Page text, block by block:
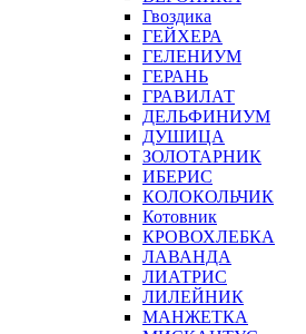
Гвоздика
ГЕЙХЕРА
ГЕЛЕНИУМ
ГЕРАНЬ
ГРАВИЛАТ
ДЕЛЬФИНИУМ
ДУШИЦА
ЗОЛОТАРНИК
ИБЕРИС
КОЛОКОЛЬЧИК
Котовник
КРОВОХЛЕБКА
ЛАВАНДА
ЛИАТРИС
ЛИЛЕЙНИК
МАНЖЕТКА